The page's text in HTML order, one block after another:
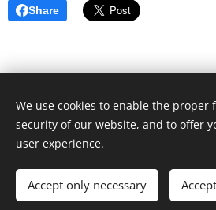
Share
© 2017 Dagboek van een onbekende.
Languages
Nederlands
We use cookies to enable the proper
security of our website, and to offer
user experience.
Accept only necessary